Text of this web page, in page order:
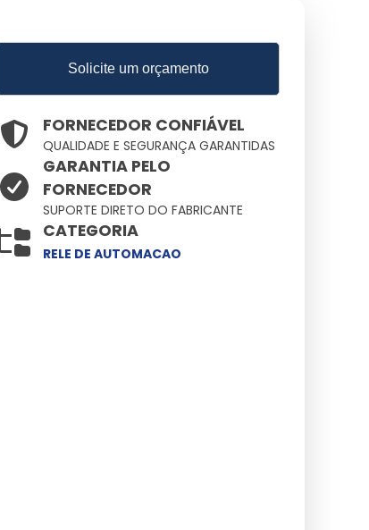
Solicite um orçamento
FORNECEDOR CONFIÁVEL
QUALIDADE E SEGURANÇA GARANTIDAS
GARANTIA PELO
FORNECEDOR
SUPORTE DIRETO DO FABRICANTE
CATEGORIA
RELE DE AUTOMACAO